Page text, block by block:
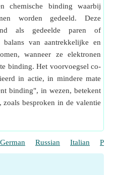
chemische binding waarbij
worden gedeeld. Deze
als gedeelde paren of
balans van aantrekkelijke en
wanneer ze elektronen
binding. Het voorvoegsel co-
in actie, in mindere mate
binding", in wezen, betekent
besproken in de valentie
German Russian Italian